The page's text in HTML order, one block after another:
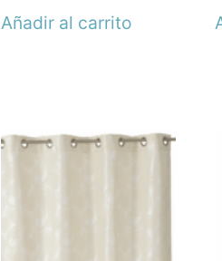
Añadir al carrito